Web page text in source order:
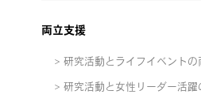
両立支援
研究活動とライフイベント
研究活動と女性リーダー活